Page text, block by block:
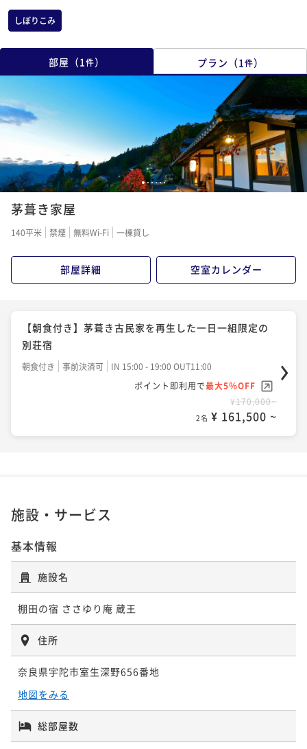
しぼりこみ
部屋 （1 件） プラン （1 件）
123456
茅葺き家屋
140平米 禁煙 無料Wi-Fi 一棟貸し
部屋詳細 空室カレンダー
【朝食付き】茅葺き古民家を再生した一日一組限定の
別荘宿
朝食付き 事前決済可
IN 15:00 - 19:00 OUT11:00
ポイント即利用で最大5％OFF
¥170,000~
2名 ¥ 161,500 ~
施設・サービス
基本情報
施設名
棚田の宿 ささゆり庵 蔵王
住所
奈良県宇陀市室生深野656番地
地図をみる
総部屋数